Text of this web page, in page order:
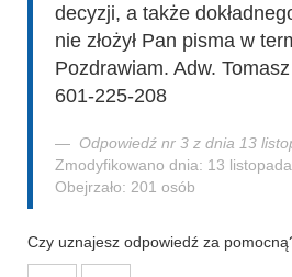
decyzji, a także
nie złożył Pan pisma w
Pozdrawiam. Adw.
601-225-208
Odpowiedź nr 3 z dnia 13
Zmodyfikowano dnia: 13
Obejrzało: 201 osób
Czy uznajesz odpowiedź za